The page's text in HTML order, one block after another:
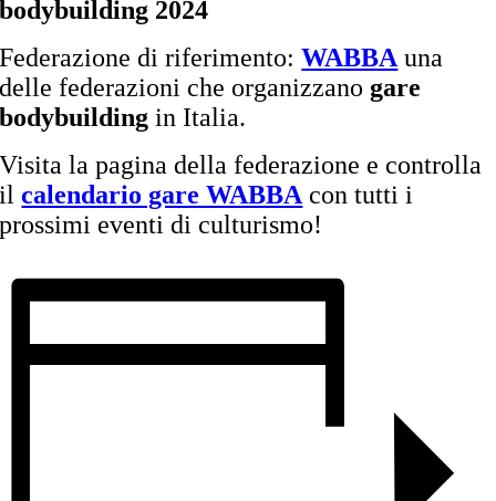
bodybuilding 2024
Federazione di riferimento:WABBAuna
delle federazioni che organizzano gare
bodybuildingin Italia.
Visita la pagina della federazione e controlla
ilcalendario gare WABBAcon tutti i
prossimi eventi di culturismo!